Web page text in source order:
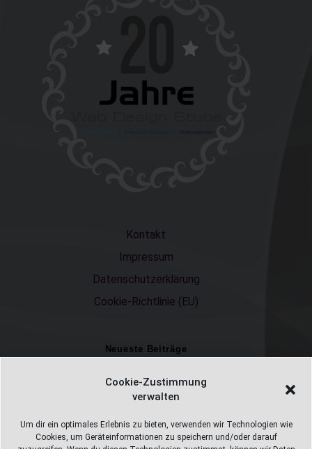
Cookie-Zustimmung
verwalten
Um dir ein optimales Erlebnis zu bieten, verwenden wir Technologien wie
Cookies, um Geräteinformationen zu speichern und/oder darauf
Kontakt
Impressum
Datenschutzerklärung
Cookie-Richtlinie (EU)
Neueste Beiträge
Einschulungsfotos 2026 – ein unvergesslicher Moment
Fotostudio in Fichtelberg
Alles Pizza oder was ;-)